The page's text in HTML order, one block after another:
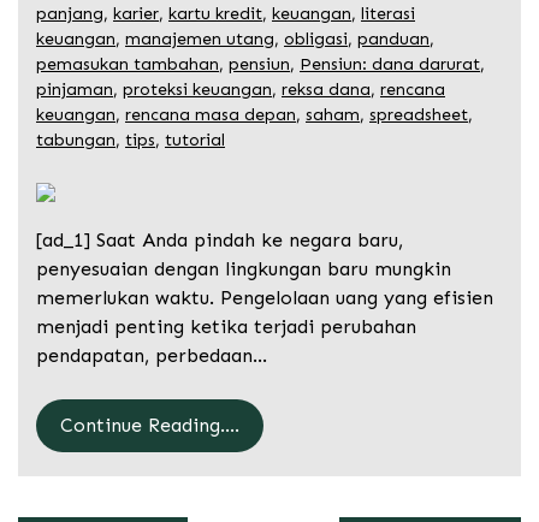
panjang, karier, kartu kredit, keuangan, literasi
keuangan, manajemen utang, obligasi, panduan,
pemasukan tambahan, pensiun, Pensiun: dana darurat,
pinjaman, proteksi keuangan, reksa dana, rencana
keuangan, rencana masa depan, saham, spreadsheet,
tabungan, tips, tutorial
[ad_1] Saat Anda pindah ke negara baru,
penyesuaian dengan lingkungan baru mungkin
memerlukan waktu. Pengelolaan uang yang efisien
menjadi penting ketika terjadi perubahan
pendapatan, perbedaan…
Continue Reading....